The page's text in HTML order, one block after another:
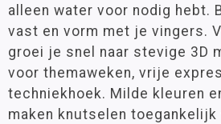
alleen water voor nodig hebt.
vast en vorm met je vingers.
groei je snel naar stevige 3D
voor themaweken, vrije
techniekhoek. Milde kleuren
maken knutselen toegankelijk